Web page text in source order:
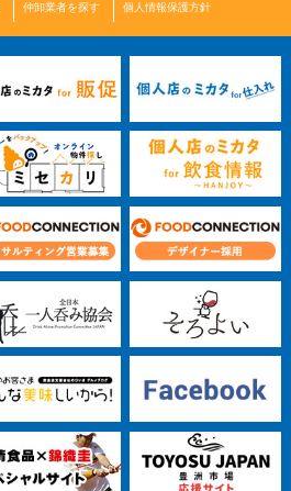
仲卸業者を探す 個人情報保護方針